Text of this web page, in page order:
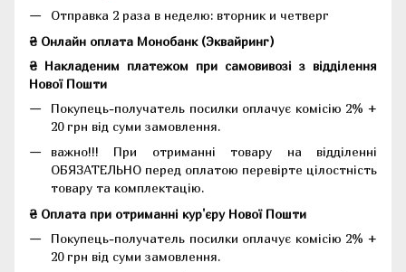
Отправка 2 раза в неделю: вторник и четверг
₴ Онлайн оплата Монобанк (Эквайринг)
₴ Накладеним платежом при самовивозі з відділення
Нової Пошти
Покупець-получатель посилки оплачує комісію 2% +
20 грн від суми замовлення.
важно!!! При отриманні товару на відділенні
ОБЯЗАТЕЛЬНО перед оплатою перевірте цілостність
товару та комплектацію.
₴ Оплата при отриманні кур'єру Нової Пошти
Покупець-получатель посилки оплачує комісію 2% +
20 грн від суми замовлення.